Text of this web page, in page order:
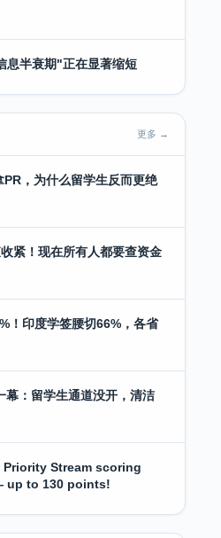
息半衰期"正在显著缩短
更多 →
，为什么留学生反而更绝
紧！现在所有人都要查资金
！印度学签腰切66%，各省
幕：留学生通道没开，清洁
Stream scoring
up to 130 points!